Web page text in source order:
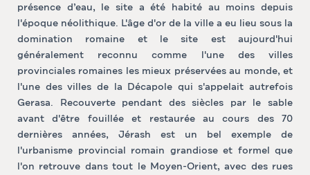
présence d’eau, le site a été habité au moins depuis
l'époque néolithique. L'âge d'or de la ville a eu lieu sous la
domination romaine et le site est aujourd'hui
généralement reconnu comme l'une des villes
provinciales romaines les mieux préservées au monde, et
l'une des villes de la Décapole qui s'appelait autrefois
Gerasa. Recouverte pendant des siècles par le sable
avant d'être fouillée et restaurée au cours des 70
dernières années, Jérash est un bel exemple de
l'urbanisme provincial romain grandiose et formel que
l'on retrouve dans tout le Moyen-Orient, avec des rues